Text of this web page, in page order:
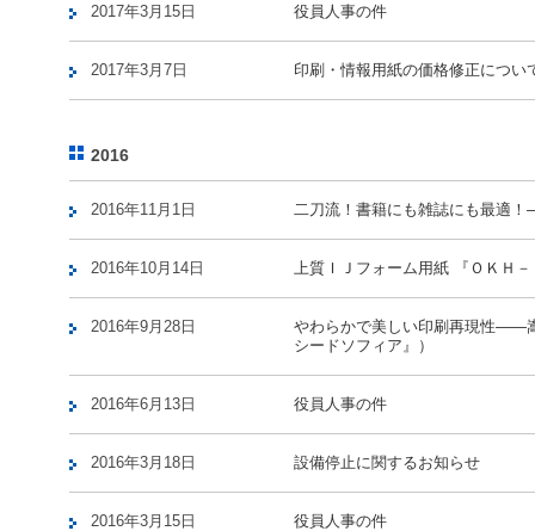
2017年3月15日 役員人事の件
2017年3月7日 印刷・情報用紙の価格修正につい
2016
2016年11月1日 二刀流！書籍にも雑誌にも最適
2016年10月14日 上質ＩＪフォーム用紙 『ＯＫＨ
2016年9月28日
やわらかで美しい印刷再現性――
シードソフィア』）
2016年6月13日 役員人事の件
2016年3月18日 設備停止に関するお知らせ
2016年3月15日 役員人事の件